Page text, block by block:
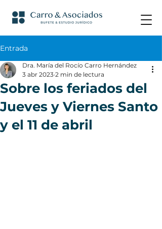
Entrada
Sobre los feriados del
Jueves y Viernes Santo
y el 11 de abril
Dra. María del Rocío Carro Hernández
3 abr 2023 2 min de lectura